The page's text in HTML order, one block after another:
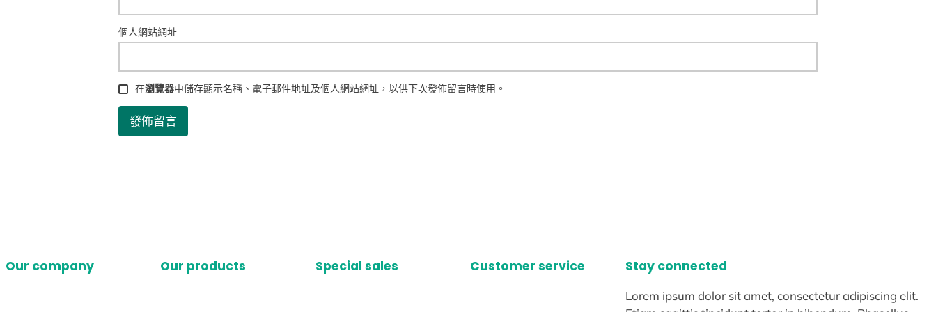
個人網站網址
在瀏覽器中儲存顯示名稱、電子郵件地址及個人網站網址，以供下次發佈留言時使用。
Our company Our products Special sales Customer service Stay connected
Lorem ipsum dolor sit amet, consectetur adipiscing elit.